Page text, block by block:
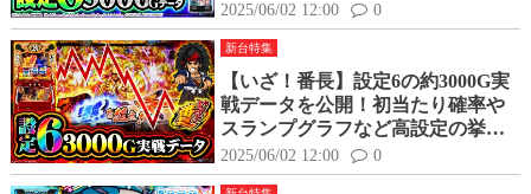
フなど高設定の挙動はどんな感
じ？
2025/06/02 12:00 0
新台特集
【いざ！番長】設定6の約3000G実
戦データを公開！初当たり確率や
スランプグラフなど高設定の挙動
はどんな感じ？
2025/06/02 12:00 0